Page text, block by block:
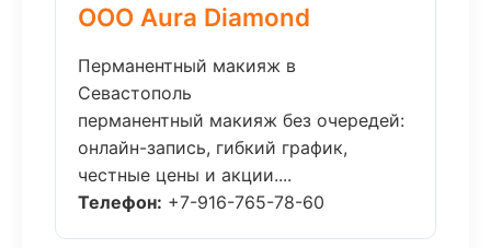
ООО Aura Diamond
Перманентный макияж в
Севастополь
перманентный макияж без очередей:
онлайн-запись, гибкий график,
честные цены и акции....
Телефон: +7-916-765-78-60